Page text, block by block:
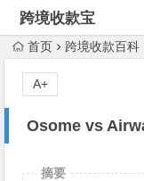
跨境收款宝
首页 跨境收款百科
Osome vs
A+
摘要